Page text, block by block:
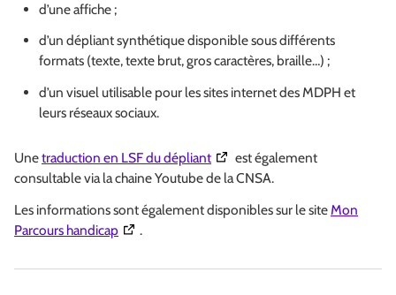
d’une affiche ;
d’un dépliant synthétique disponible sous différents
formats (texte, texte brut, gros caractères, braille…) ;
d’un visuel utilisable pour les sites internet des MDPH et
leurs réseaux sociaux.
Unetraduction en LSF du dépliant(Ouverture dans une nouvelle
est également
consultable via la chaine Youtube de la CNSA.
Les informations sont également disponibles sur le site Mon
Parcours handicap (Ouverture dans une nouvelle fenêtre)
.